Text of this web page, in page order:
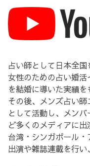
占い師として日本全国
女性のための占い婚
を結婚に導いた実績を
その後、メンズ占い
として活動し、メン
ど多くのメディアに出
台湾・シンガポール
出演や雑誌連載を行い